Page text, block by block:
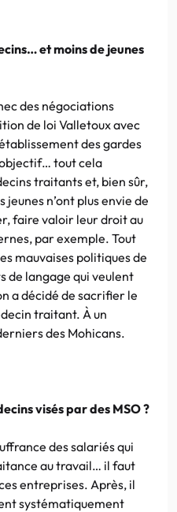
et moins de jeunes
des négociations
de loi Valletoux avec
des gardes
tout cela
traitants et, bien sûr,
jeunes n’ont plus envie de
faire valoir leur droit au
par exemple. Tout
mauvaises politiques de
de langage qui veulent
a décidé de sacrifier le
traitant. À un
des Mohicans.
visés par des MSO ?
des salariés qui
au travail… il faut
entreprises. Après, il
systématiquement